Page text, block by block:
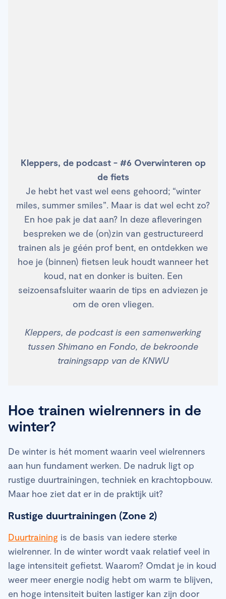
Kleppers, de podcast - #6 Overwinteren op
de fiets
Je hebt het vast wel eens gehoord; “winter
miles, summer smiles”. Maar is dat wel echt zo?
En hoe pak je dat aan? In deze afleveringen
bespreken we de (on)zin van gestructureerd
trainen als je géén prof bent, en ontdekken we
hoe je (binnen) fietsen leuk houdt wanneer het
koud, nat en donker is buiten. Een
seizoensafsluiter waarin de tips en adviezen je
om de oren vliegen.
Kleppers, de podcast is een samenwerking
tussen Shimano en Fondo, de bekroonde
trainingsapp van de KNWU
Hoe trainen wielrenners in de
winter?
De winter is hét moment waarin veel wielrenners
aan hun fundament werken. De nadruk ligt op
rustige duurtrainingen, techniek en krachtopbouw.
Maar hoe ziet dat er in de praktijk uit?
Rustige duurtrainingen (Zone 2)
Duurtraining is de basis van iedere sterke
wielrenner. In de winter wordt vaak relatief veel in
lage intensiteit gefietst. Waarom? Omdat je in koud
weer meer energie nodig hebt om warm te blijven,
en hoge intensiteit buiten lastiger kan zijn door